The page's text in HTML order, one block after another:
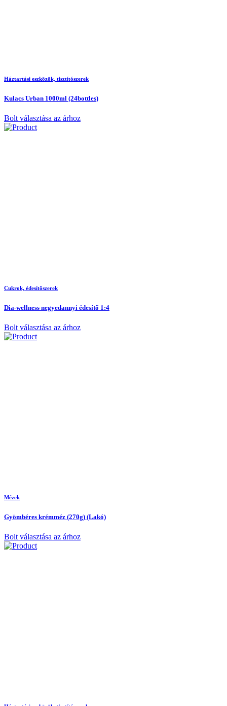
Háztartási eszközök, tisztítószerek
Kulacs Urban 1000ml (24bottles)
Bolt választása az árhoz
Cukrok, édesítõszerek
Dia-wellness negyedannyi édesítő 1:4
Bolt választása az árhoz
Mézek
Gyömbéres krémméz (270g) (Lakó)
Bolt választása az árhoz